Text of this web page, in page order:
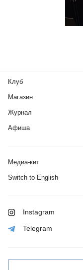
Клуб
Магазин
Журнал
Афиша
Медиа-кит
Switch to English
Instagram
Telegram